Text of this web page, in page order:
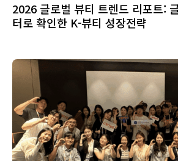
2026 글로벌 뷰티 트렌드 리포트:
터로 확인한 K-뷰티 성장전략